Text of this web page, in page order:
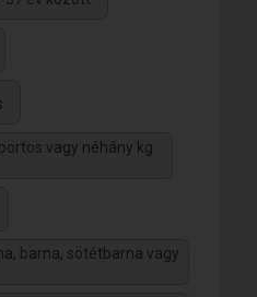
vagy néhány kg
barna, sötétbarna vagy